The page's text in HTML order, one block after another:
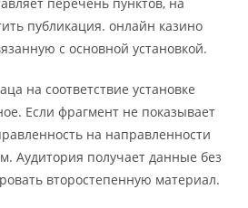
перечень пунктов, на
публикация. онлайн казино
с основной установкой.
на соответствие установке
Если фрагмент не показывает
на направленности
Аудитория получает данные без
второстепенную материал.